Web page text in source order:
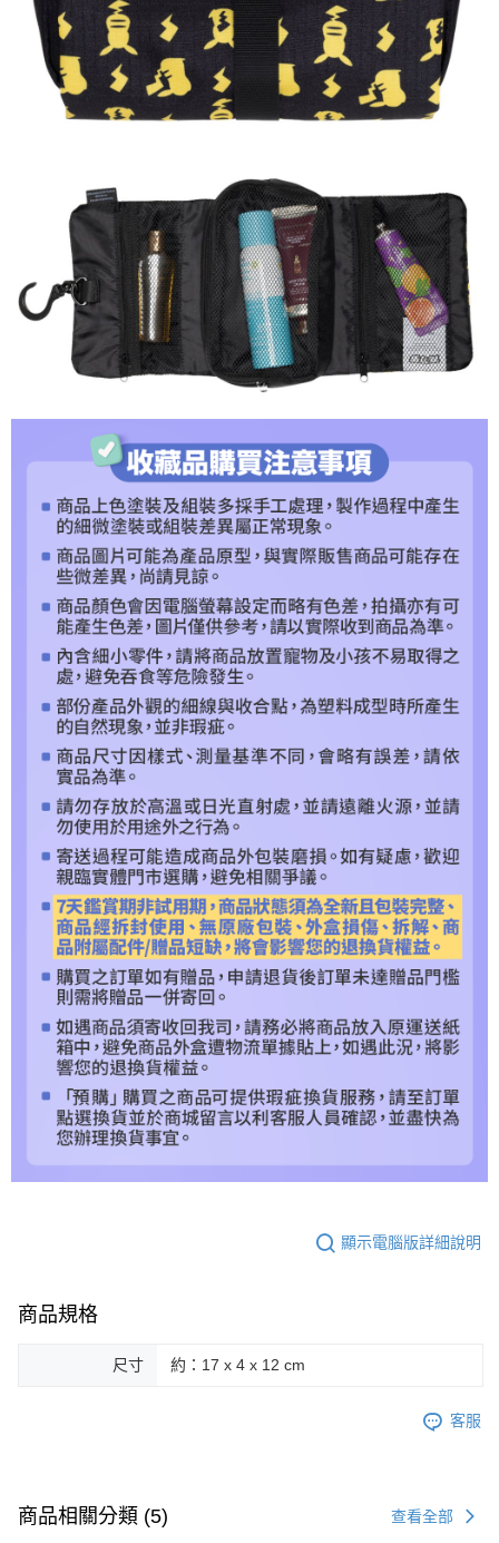
1.分期款項不併入電信帳單，「大哥付你分期」於每月結算日後寄送繳費提
醒簡訊。
2.透過簡訊連結打開帳單後，可選擇「超商條碼／台灣大直營門市／銀行轉
帳／街口支付／iPASS MONEY」等通路繳費。
【注意事項】
2.基於同意付款使用「大哥付你分期」之契約關係目的，商店將以您的個人
資料（包含姓名、電話或地址）提供予台灣大哥大進項蒐集、處理及利用，
由本公司與您本人進行分期帳單所需資料之確認、核對及更正。
3.完整用戶服務條款，請詳閱以下連結：https://oppay.tw/userRule
【「AFTEE先享後付」結帳流程】
１．於結帳方式選擇「AFTEE先享後付」後，將跳轉至「AFTEE先享後付」
結帳頁面，進行簡訊認證並確認金額後，即可完成結帳。
２．訂單成立數日內，您將收到繳費通知簡訊。
３．收到繳費通知簡訊後14天內，點擊此簡訊中的連結，可透過四大超商／
ATM／網路銀行／等多元方式進行付款，方視為交易完成。
※ 交易是否成功請以「AFTEE先享後付 」之結帳頁面顯示為準，若有關於
是否繳費成功／繳費後需取消欲退款等相關疑問，請聯繫「AFTEE先享後付
客戶支援中心」
https://netprotections.freshdesk.com/support/home
【注意事項】
１．透過由恩沛科技股份有限公司提供之「AFTEE先享後付」服務完成之交
易，需依本服務之必要範圍內提供個人資料，並將交易相關給付款項請求債
權轉讓予恩沛科技股份有限公司。
２．關於個人資料處理事宜，請瀏覽以下網址：
https://aftee.tw/terms/#terms3
「AFTEE先享後付」，若未經同意申辦者引起之損失，本公司不負相關責
４．使用「AFTEE先享後付」時，將依據個別帳號之用戶狀況，依本公司即
時審查核予不同之上限額度；若仍有額度不足之情形，本公司將視審查結果
請求用戶進行身份認證。
５．嚴禁一人註冊多個帳號或使用他人資訊註冊。若發現惡意使用之情形，
恩沛科技股份有限公司將有權停止該用戶之使用額度並採取法律行動。
每筆NT$120，滿NT$1,200(含以上)免運費
宅配-離島
每筆NT$300
顯示電腦版詳細說明
商品規格
尺寸 約：17 x 4 x 12 cm
客服
商品相關分類 (5) 查看全部